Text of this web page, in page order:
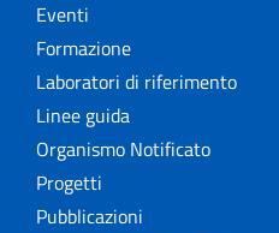
Eventi
Formazione
Laboratori di riferimento
Linee guida
Organismo Notificato
Progetti
Pubblicazioni